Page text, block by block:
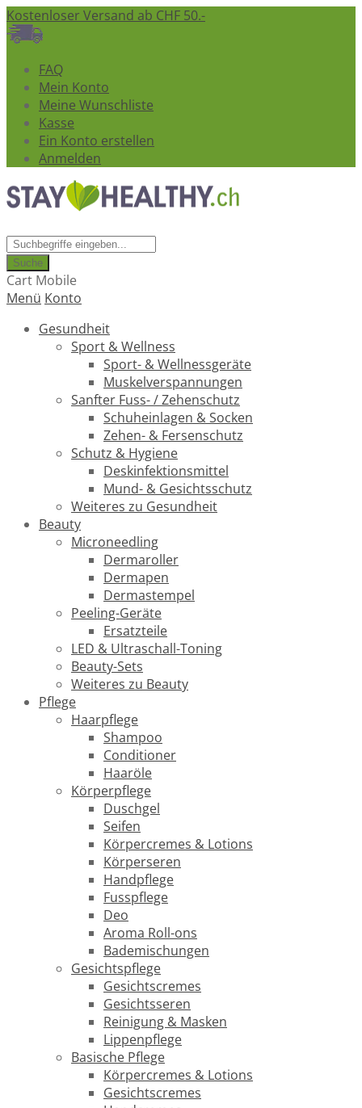
Kostenloser Versand ab CHF 50.-
FAQ
Mein Konto
Meine Wunschliste
Kasse
Ein Konto erstellen
Anmelden
Suche
Cart Mobile
Menü Konto
Gesundheit
Sport & Wellness
Sport- & Wellnessgeräte
Muskelverspannungen
Sanfter Fuss- / Zehenschutz
Schuheinlagen & Socken
Zehen- & Fersenschutz
Schutz & Hygiene
Deskinfektionsmittel
Mund- & Gesichtsschutz
Weiteres zu Gesundheit
Beauty
Microneedling
Dermaroller
Dermapen
Dermastempel
Peeling-Geräte
Ersatzteile
LED & Ultraschall-Toning
Beauty-Sets
Weiteres zu Beauty
Pflege
Haarpflege
Shampoo
Conditioner
Haaröle
Körperpflege
Duschgel
Seifen
Körpercremes & Lotions
Körperseren
Handpflege
Fusspflege
Deo
Aroma Roll-ons
Bademischungen
Gesichtspflege
Gesichtscremes
Gesichtsseren
Reinigung & Masken
Lippenpflege
Basische Pflege
Körpercremes & Lotions
Gesichtscremes